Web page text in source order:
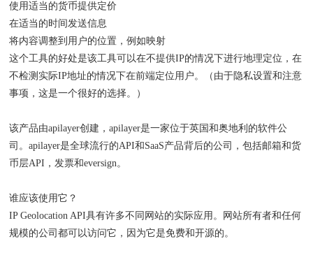
使用适当的货币提供定价
在适当的时间发送信息
将内容调整到用户的位置，例如映射
这个工具的好处是该工具可以在不提供IP的情况下进行地理定位，在
不检测实际IP地址的情况下在前端定位用户。（由于隐私设置和注意
事项，这是一个很好的选择。）
该产品由apilayer创建，apilayer是一家位于英国和奥地利的软件公
司。apilayer是全球流行的API和SaaS产品背后的公司，包括邮箱和货
币层API，发票和eversign。
谁应该使用它？
IP Geolocation API具有许多不同网站的实际应用。网站所有者和任何
规模的公司都可以访问它，因为它是免费和开源的。